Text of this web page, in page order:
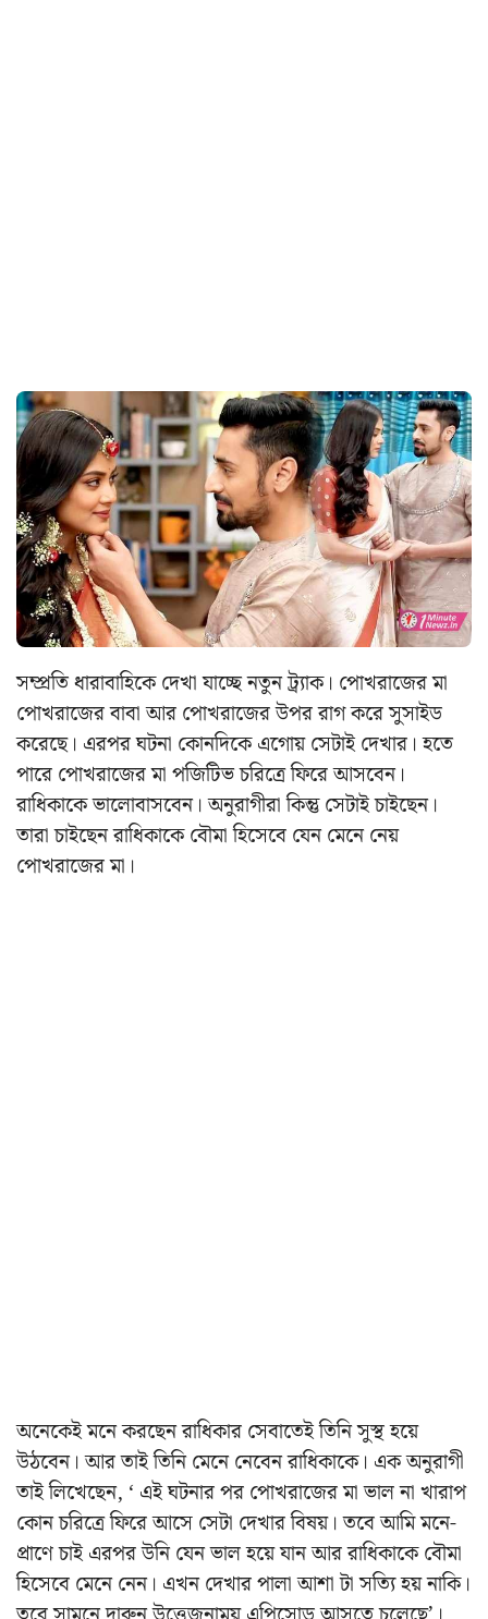
সম্প্রতি ধারাবাহিকে দেখা যাচ্ছে নতুন ট্র্যাক। পোখরাজের মা
পোখরাজের বাবা আর পোখরাজের উপর রাগ করে সুসাইড
করেছে। এরপর ঘটনা কোনদিকে এগোয় সেটাই দেখার। হতে
পারে পোখরাজের মা পজিটিভ চরিত্রে ফিরে আসবেন।
রাধিকাকে ভালোবাসবেন। অনুরাগীরা কিন্তু সেটাই চাইছেন।
তারা চাইছেন রাধিকাকে বৌমা হিসেবে যেন মেনে নেয়
পোখরাজের মা।
অনেকেই মনে করছেন রাধিকার সেবাতেই তিনি সুস্থ হয়ে
উঠবেন। আর তাই তিনি মেনে নেবেন রাধিকাকে। এক অনুরাগী
তাই লিখেছেন, ‘ এই ঘটনার পর পোখরাজের মা ভাল না খারাপ
কোন চরিত্রে ফিরে আসে সেটা দেখার বিষয়। তবে আমি মনে-
প্রাণে চাই এরপর উনি যেন ভাল হয়ে যান আর রাধিকাকে বৌমা
হিসেবে মেনে নেন। এখন দেখার পালা আশা টা সত্যি হয় নাকি।